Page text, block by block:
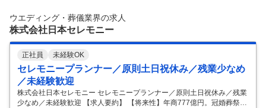
ウエディング・葬儀業界の求人
株式会社日本セレモニー
正社員 未経験OK
セレモニープランナー／原則土日祝休み／残業少なめ
／未経験歓迎
株式会社日本セレモニー セレモニープランナー／原則土日祝休み／残業
少なめ／未経験歓迎 【求人要約】 【将来性】年商777億円。冠婚葬祭大